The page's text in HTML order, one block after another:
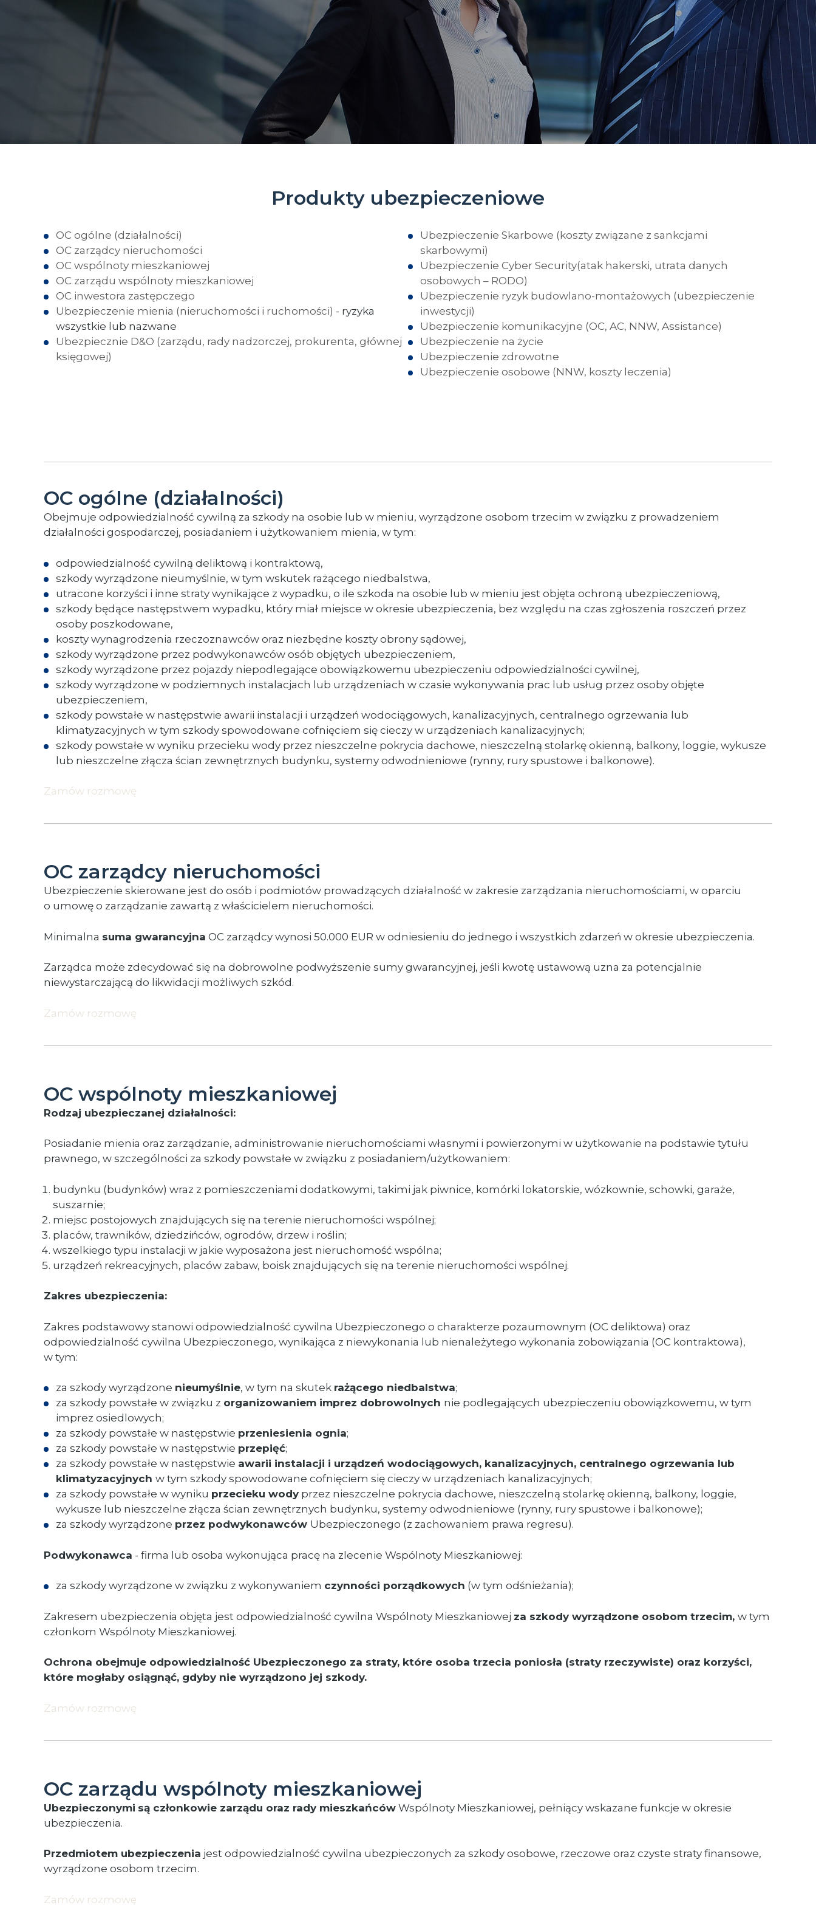
Produkty ubezpieczeniowe
OC ogólne (działalności)
OC zarządcy nieruchomości
OC wspólnoty mieszkaniowej
OC zarządu wspólnoty mieszkaniowej
OC inwestora zastępczego
Ubezpieczenie mienia (nieruchomości i ruchomości) - ryzyka
wszystkie lub nazwane
Ubezpiecznie D&O (zarządu, rady nadzorczej, prokurenta, głównej
księgowej)
Ubezpieczenie Skarbowe (koszty związane z sankcjami
skarbowymi)
Ubezpieczenie Cyber Security(atak hakerski, utrata danych
osobowych – RODO)
Ubezpieczenie ryzyk budowlano-montażowych (ubezpieczenie
inwestycji)
Ubezpieczenie komunikacyjne (OC, AC, NNW, Assistance)
Ubezpieczenie na życie
Ubezpieczenie zdrowotne
Ubezpieczenie osobowe (NNW, koszty leczenia)
OC ogólne (działalności)
Obejmuje odpowiedzialność cywilną za szkody na osobie lub w mieniu, wyrządzone osobom trzecim w związku z prowadzeniem
działalności gospodarczej, posiadaniem i użytkowaniem mienia, w tym:
odpowiedzialność cywilną deliktową i kontraktową,
szkody wyrządzone nieumyślnie, w tym wskutek rażącego niedbalstwa,
utracone korzyści i inne straty wynikające z wypadku, o ile szkoda na osobie lub w mieniu jest objęta ochroną ubezpieczeniową,
szkody będące następstwem wypadku, który miał miejsce w okresie ubezpieczenia, bez względu na czas zgłoszenia roszczeń przez
osoby poszkodowane,
koszty wynagrodzenia rzeczoznawców oraz niezbędne koszty obrony sądowej,
szkody wyrządzone przez podwykonawców osób objętych ubezpieczeniem,
szkody wyrządzone przez pojazdy niepodlegające obowiązkowemu ubezpieczeniu odpowiedzialności cywilnej,
szkody wyrządzone w podziemnych instalacjach lub urządzeniach w czasie wykonywania prac lub usług przez osoby objęte
ubezpieczeniem,
szkody powstałe w następstwie awarii instalacji i urządzeń wodociągowych, kanalizacyjnych, centralnego ogrzewania lub
klimatyzacyjnych w tym szkody spowodowane cofnięciem się cieczy w urządzeniach kanalizacyjnych;
szkody powstałe w wyniku przecieku wody przez nieszczelne pokrycia dachowe, nieszczelną stolarkę okienną, balkony, loggie, wykusze
lub nieszczelne złącza ścian zewnętrznych budynku, systemy odwodnieniowe (rynny, rury spustowe i balkonowe).
Zamów rozmowę
OC zarządcy nieruchomości
Ubezpieczenie skierowane jest do osób i podmiotów prowadzących działalność w zakresie zarządzania nieruchomościami, w oparciu
o umowę o zarządzanie zawartą z właścicielem nieruchomości.
Minimalna suma gwarancyjna OC zarządcy wynosi 50.000 EUR w odniesieniu do jednego i wszystkich zdarzeń w okresie ubezpieczenia.
Zarządca może zdecydować się na dobrowolne podwyższenie sumy gwarancyjnej, jeśli kwotę ustawową uzna za potencjalnie
niewystarczającą do likwidacji możliwych szkód.
Zamów rozmowę
OC wspólnoty mieszkaniowej
Rodzaj ubezpieczanej działalności:
Posiadanie mienia oraz zarządzanie, administrowanie nieruchomościami własnymi i powierzonymi w użytkowanie na podstawie tytułu
prawnego, w szczególności za szkody powstałe w związku z posiadaniem/użytkowaniem:
budynku (budynków) wraz z pomieszczeniami dodatkowymi, takimi jak piwnice, komórki lokatorskie, wózkownie, schowki, garaże,
suszarnie;
miejsc postojowych znajdujących się na terenie nieruchomości wspólnej;
placów, trawników, dziedzińców, ogrodów, drzew i roślin;
wszelkiego typu instalacji w jakie wyposażona jest nieruchomość wspólna;
urządzeń rekreacyjnych, placów zabaw, boisk znajdujących się na terenie nieruchomości wspólnej.
Zakres ubezpieczenia:
Zakres podstawowy stanowi odpowiedzialność cywilna Ubezpieczonego o charakterze pozaumownym (OC deliktowa) oraz
odpowiedzialność cywilna Ubezpieczonego, wynikająca z niewykonania lub nienależytego wykonania zobowiązania (OC kontraktowa),
w tym:
za szkody wyrządzone nieumyślnie, w tym na skutek rażącego niedbalstwa;
za szkody powstałe w związku z organizowaniem imprez dobrowolnych nie podlegających ubezpieczeniu obowiązkowemu, w tym
imprez osiedlowych;
za szkody powstałe w następstwie przeniesienia ognia;
za szkody powstałe w następstwie przepięć;
za szkody powstałe w następstwie awarii instalacji i urządzeń wodociągowych, kanalizacyjnych, centralnego ogrzewania lub
klimatyzacyjnych w tym szkody spowodowane cofnięciem się cieczy w urządzeniach kanalizacyjnych;
za szkody powstałe w wyniku przecieku wody przez nieszczelne pokrycia dachowe, nieszczelną stolarkę okienną, balkony, loggie,
wykusze lub nieszczelne złącza ścian zewnętrznych budynku, systemy odwodnieniowe (rynny, rury spustowe i balkonowe);
za szkody wyrządzone przez podwykonawców Ubezpieczonego (z zachowaniem prawa regresu).
Podwykonawca - firma lub osoba wykonująca pracę na zlecenie Wspólnoty Mieszkaniowej:
za szkody wyrządzone w związku z wykonywaniem czynności porządkowych (w tym odśnieżania);
Zakresem ubezpieczenia objęta jest odpowiedzialność cywilna Wspólnoty Mieszkaniowej za szkody wyrządzone osobom trzecim, w tym
członkom Wspólnoty Mieszkaniowej.
Ochrona obejmuje odpowiedzialność Ubezpieczonego za straty, które osoba trzecia poniosła (straty rzeczywiste) oraz korzyści,
które mogłaby osiągnąć, gdyby nie wyrządzono jej szkody.
Zamów rozmowę
OC zarządu wspólnoty mieszkaniowej
Ubezpieczonymi są członkowie zarządu oraz rady mieszkańców Wspólnoty Mieszkaniowej, pełniący wskazane funkcje w okresie
ubezpieczenia.
Przedmiotem ubezpieczenia jest odpowiedzialność cywilna ubezpieczonych za szkody osobowe, rzeczowe oraz czyste straty finansowe,
wyrządzone osobom trzecim.
Zamów rozmowę